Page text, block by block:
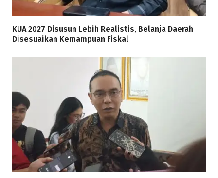
KUA 2027 Disusun Lebih Realistis, Belanja Daerah
Disesuaikan Kemampuan Fiskal